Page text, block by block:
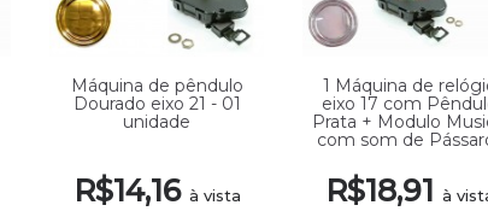
Máquina de pêndulo
Dourado eixo 21 - 01
unidade
R$14,16 à vista
1 Máquina de
eixo 17 com
Prata + Modulo
com som de
R$18,91 à